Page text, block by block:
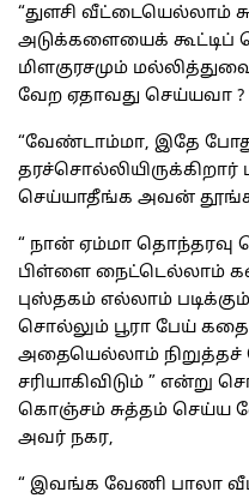
“துளசி வீட்டையெல்லாம்
அடுக்களையைக் கூட்டிப்
மிளகுரசமும்
வேற ஏதாவது செய்யவா ?
“வேண்டாம்மா, இதே
செய்யாதீங்க அவன்
“ நான் ஏம்மா
பிள்ளை நைட்டெல்லாம்
புஸ்தகம் எல்லாம்
சொல்லும் பூரா பேய்
அதையெல்லாம் நிறுத்தச்
சரியாகிவிடும் ” என்று
கொஞ்சம் சுத்தம் செய்ய
அவர் நகர,
“ இவங்க வேணி பாலா